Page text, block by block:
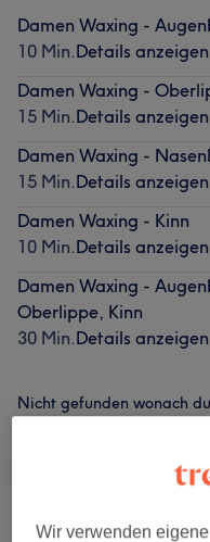
Damen Waxing -
10 Min.Details anzeigen
Damen Waxing -
15 Min.Details anzeigen
Damen Waxing -
15 Min.Details anzeigen
Damen Waxing - Kinn
10 Min.Details anzeigen
Damen Waxing -
Oberlippe, Kinn
30 Min.Details anzeigen
Nicht gefunden wonach
Wir verwenden